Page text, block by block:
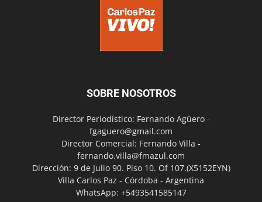
SOBRE NOSOTROS
Director Periodístico: Fernando Agüero -
fgaguero@gmail.com
Director Comercial: Fernando Villa -
fernando.villa@fmazul.com
Dirección: 9 de Julio 90. Piso 10. Of 107.(X5152EYN)
Villa Carlos Paz - Córdoba - Argentina
WhatsApp: +5493541585147